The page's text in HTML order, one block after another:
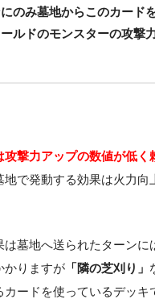
のみ墓地からこのカード
ルドのモンスターの攻撃
撃力アップの数値が低く
地で発動する効果は火力向
墓地へ送られたターンに
かりますが 「隣の芝刈り」
カードを使っているデッキ